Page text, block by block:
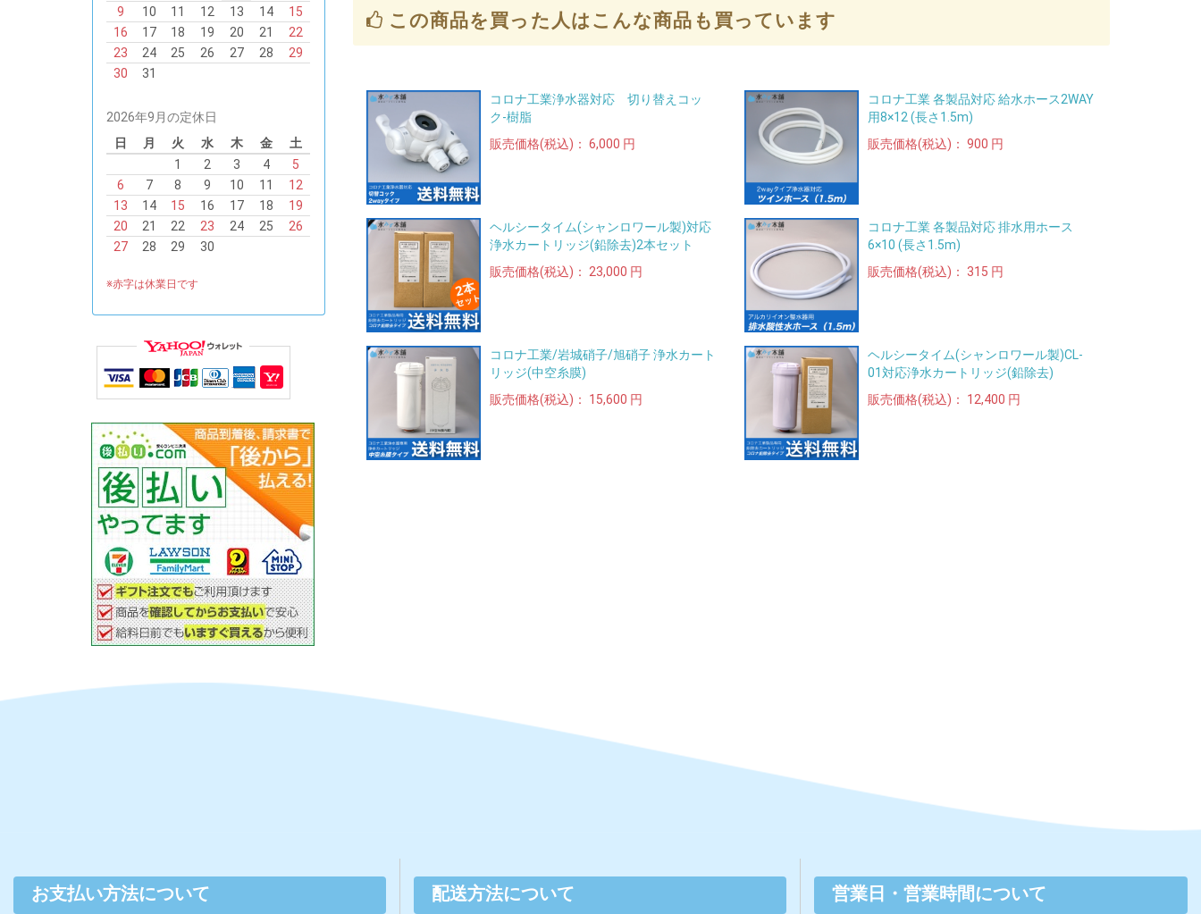
この商品を買った人はこんな商品も買っています
コロナ工業浄水器対応 切り替えコッ
ク-樹脂
販売価格(税込)： 6,000 円
コロナ工業 各製品対応 給水ホース2WAY
用8×12 (長さ1.5m)
販売価格(税込)： 900 円
ヘルシータイム(シャンロワール製)対応
浄水カートリッジ(鉛除去)2本セット
販売価格(税込)：
23,000 円
コロナ工業 各製品対応 排水用ホース
6×10 (長さ1.5m)
販売価格(税込)：
315 円
コロナ工業/岩城硝子/旭硝子 浄水カート
リッジ(中空糸膜)
販売価格(税込)：
15,600 円
ヘルシータイム(シャンロワール製)CL-
01対応浄水カートリッジ(鉛除去)
販売価格(税込)：
12,400 円
9
10 11 12 13 14
15
16
17 18 19 20 21
22
23
24 25 26 27 28
29
30
31
2026年9月の定休日
日
月 火 水 木 金
土
1
2 3 4
5
6
7 8 9 10 11
12
13
14 15 16 17 18
19
20
21 22 23 24 25
26
27
28 29 30
※赤字は休業日です
お支払い方法について 配送方法について 営業日・営業時間について